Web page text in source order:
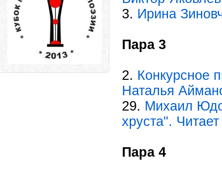
3. Ирина
Пара 3
2. Конкурсное
Наталья
29. Михаил
хруста".
Пара 4